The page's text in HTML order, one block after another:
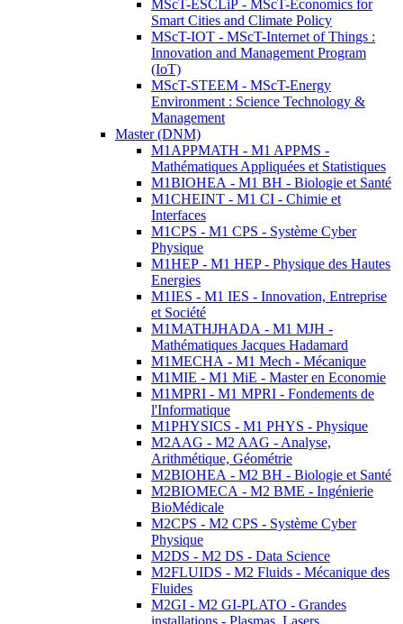
MScT-ESCLiP - MScT-Economics for
Smart Cities and Climate Policy
MScT-IOT - MScT-Internet of Things :
Innovation and Management Program
(IoT)
MScT-STEEM - MScT-Energy
Environment : Science Technology &
Management
Master (DNM)
M1APPMATH - M1 APPMS -
Mathématiques Appliquées et Statistiques
M1BIOHEA - M1 BH - Biologie et Santé
M1CHEINT - M1 CI - Chimie et
Interfaces
M1CPS - M1 CPS - Système Cyber
Physique
M1HEP - M1 HEP - Physique des Hautes
Energies
M1IES - M1 IES - Innovation, Entreprise
et Société
M1MATHJHADA - M1 MJH -
Mathématiques Jacques Hadamard
M1MECHA - M1 Mech - Mécanique
M1MIE - M1 MiE - Master en Economie
M1MPRI - M1 MPRI - Fondements de
l'Informatique
M1PHYSICS - M1 PHYS - Physique
M2AAG - M2 AAG - Analyse,
Arithmétique, Géométrie
M2BIOHEA - M2 BH - Biologie et Santé
M2BIOMECA - M2 BME - Ingénierie
BioMédicale
M2CPS - M2 CPS - Système Cyber
Physique
M2DS - M2 DS - Data Science
M2FLUIDS - M2 Fluids - Mécanique des
Fluides
M2GI - M2 GI-PLATO - Grandes
installations - Plasmas, Lasers,